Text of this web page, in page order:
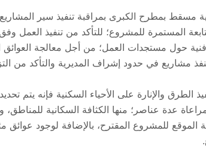
مسقط بمطرح الكبرى بمراقبة تنفيذ سير
المستمرة للمشروع؛ للتأكد من تنفيذ العمل
حول مستجدات العمل؛ من أجل معالجة العوائق
مشاريع في حدود إشراف المديرية والتأكد من
الطرق والإنارة على الأحياء السكنية فإنه يتم
عدة عناصر؛ منها الكثافة السكانية
الموقع للمشروع المقترح، بالإضافة لوجود